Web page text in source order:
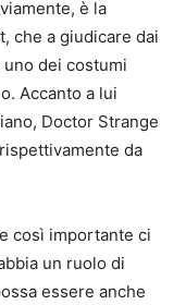
è la
che a giudicare dai
dei costumi
Accanto a lui
Doctor Strange
da
così importante ci
un ruolo di
essere anche